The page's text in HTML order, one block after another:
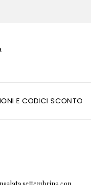
E CODICI SCONTO